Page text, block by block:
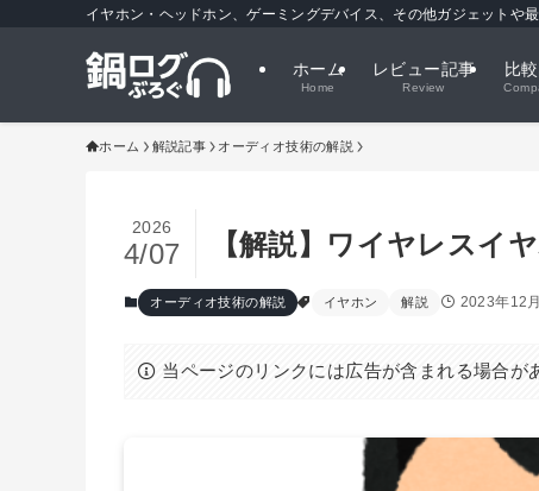
イヤホン・ヘッドホン、ゲーミングデバイス、その他ガジェットや
ホーム
Home
レビュー記事
Review
比
ホーム 解説記事 オーディオ技術の解説
【解説】ワイヤレスイ
2026
4/07
オーディオ技術の解説 イヤホン 解説 2023年12
当ページのリンクには広告が含まれる場合が